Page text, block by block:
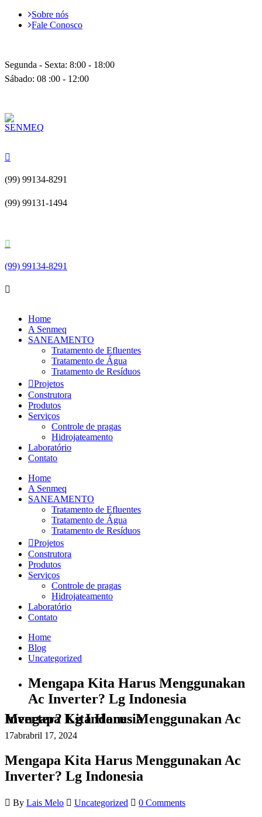
Sobre nós
Fale Conosco
Segunda - Sexta: 8:00 - 18:00
Sábado: 08 :00 - 12:00
(99) 99134-8291
(99) 99131-1494
(99) 99134-8291
Home
A Senmeq
SANEAMENTO
Tratamento de Efluentes
Tratamento de Água
Tratamento de Resíduos
Projetos
Construtora
Produtos
Serviços
Controle de pragas
Hidrojateamento
Laboratório
Contato
Home
A Senmeq
SANEAMENTO
Tratamento de Efluentes
Tratamento de Água
Tratamento de Resíduos
Projetos
Construtora
Produtos
Serviços
Controle de pragas
Hidrojateamento
Laboratório
Contato
Home
Blog
Uncategorized
Mengapa Kita Harus Menggunakan
Ac Inverter? Lg Indonesia
Mengapa Kita Harus Menggunakan Ac Inverter? Lg Indonesia
17abrabril 17, 2024
Mengapa Kita Harus Menggunakan Ac
Inverter? Lg Indonesia
By Lais Melo Uncategorized 0 Comments